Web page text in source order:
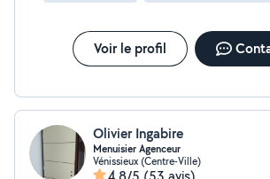
Voir le profil
Olivier Ingabire
Menuisier Agenceur
Vénissieux (Centre-Ville)